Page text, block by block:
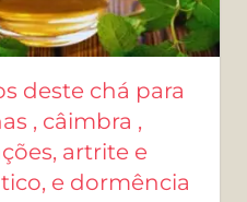
deste chá para
, câimbra ,
artrite e
e dormência